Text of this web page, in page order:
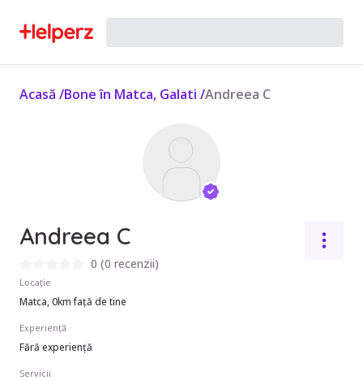
Acasă /Bone în Matca, Galati /Andreea C
Andreea C
0 (0 recenzii)
Locație
Matca, 0km față de tine
Experiență
Fără experiență
Servicii